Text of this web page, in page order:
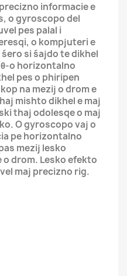
informacie e
o gyroscopo del
pes palal i
o kompjuteri e
si śajdo te dikhel
o horizontalno
pes o phiripen
na mezij o drom e
mishto dikhel e maj
thaj odolesqe o maj
O gyroscopo vaj o
pe horizontalno
mezij lesko
drom. Lesko efekto
maj precizno rig.